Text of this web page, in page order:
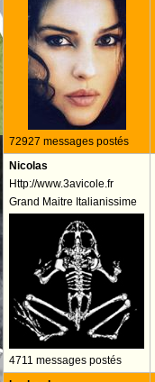
72927 messages postés
Nicolas
Http://www.3avicole.fr
Grand Maitre Italianissime
4711 messages postés